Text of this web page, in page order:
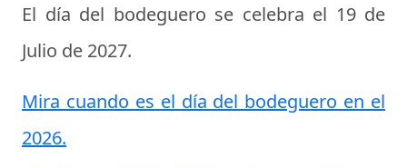
El día del bodeguero se celebra el 19 de
Julio de 2027.
Mira cuando es el día del bodeguero en el
2026.